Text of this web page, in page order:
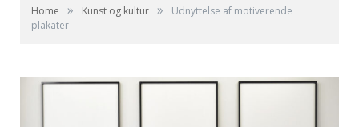
Home » Kunst og kultur »
Udnyttelse af motiverende
plakater